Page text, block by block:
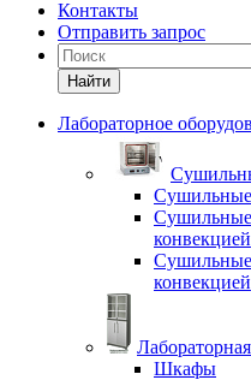
Контакты
Отправить запрос
Найти
Лабораторное
Сушильные
конвекцией
конвекцией
Шкафы